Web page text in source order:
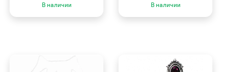
В наличии В наличии